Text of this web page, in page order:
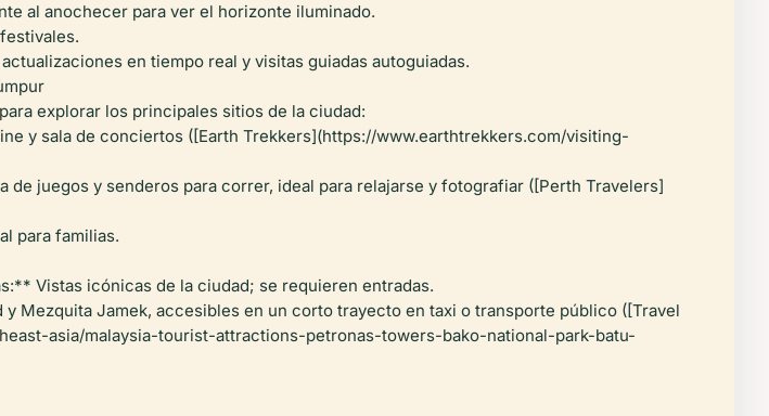
al anochecer para ver el horizonte iluminado.
en tiempo real y visitas guiadas autoguiadas.
explorar los principales sitios de la ciudad:
y sala de conciertos ([Earth Trekkers](https://www.earthtrekkers.com/visiting-
juegos y senderos para correr, ideal para relajarse y fotografiar ([Perth Travelers]
para familias.
Vistas icónicas de la ciudad; se requieren entradas.
Mezquita Jamek, accesibles en un corto trayecto en taxi o transporte público ([Travel
asia/malaysia-tourist-attractions-petronas-towers-bako-national-park-batu-